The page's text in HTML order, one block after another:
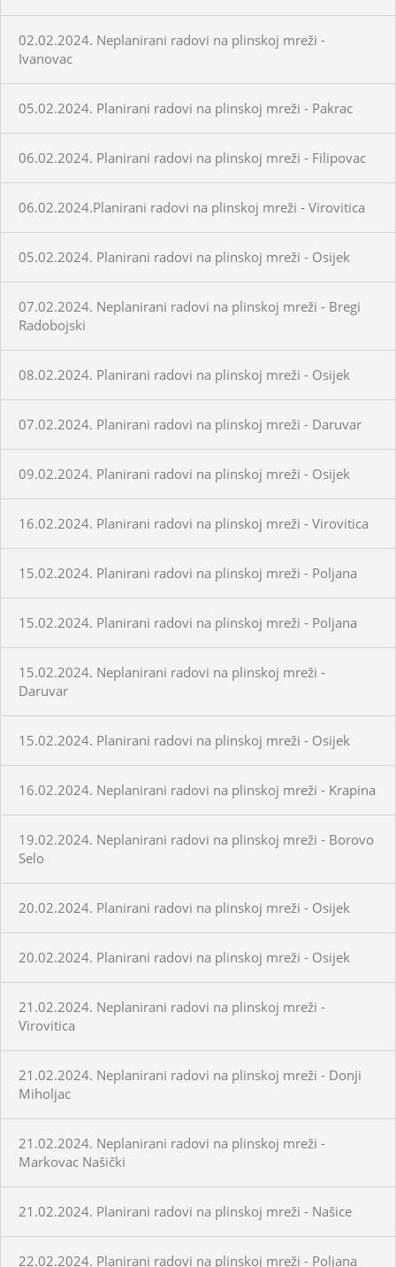
02.02.2024. Neplanirani radovi na plinskoj mreži -
Ivanovac
05.02.2024. Planirani radovi na plinskoj mreži - Pakrac
06.02.2024. Planirani radovi na plinskoj mreži - Filipovac
06.02.2024.Planirani radovi na plinskoj mreži - Virovitica
05.02.2024. Planirani radovi na plinskoj mreži - Osijek
07.02.2024. Neplanirani radovi na plinskoj mreži - Bregi
Radobojski
08.02.2024. Planirani radovi na plinskoj mreži - Osijek
07.02.2024. Planirani radovi na plinskoj mreži - Daruvar
09.02.2024. Planirani radovi na plinskoj mreži - Osijek
16.02.2024. Planirani radovi na plinskoj mreži - Virovitica
15.02.2024. Planirani radovi na plinskoj mreži - Poljana
15.02.2024. Planirani radovi na plinskoj mreži - Poljana
15.02.2024. Neplanirani radovi na plinskoj mreži -
Daruvar
15.02.2024. Planirani radovi na plinskoj mreži - Osijek
16.02.2024. Neplanirani radovi na plinskoj mreži - Krapina
19.02.2024. Neplanirani radovi na plinskoj mreži - Borovo
Selo
20.02.2024. Planirani radovi na plinskoj mreži - Osijek
20.02.2024. Planirani radovi na plinskoj mreži - Osijek
21.02.2024. Neplanirani radovi na plinskoj mreži -
Virovitica
21.02.2024. Neplanirani radovi na plinskoj mreži - Donji
Miholjac
21.02.2024. Neplanirani radovi na plinskoj mreži -
Markovac Našički
21.02.2024. Planirani radovi na plinskoj mreži - Našice
22.02.2024. Planirani radovi na plinskoj mreži - Poljana